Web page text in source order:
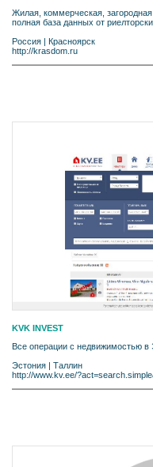
Жилая, коммерческая,
полная база данных от
Россия | Красноярск
http://krasdom.ru
KVK INVEST
Все операции с недвижимостью в
Эстония | Таллин
http://www.kv.ee/